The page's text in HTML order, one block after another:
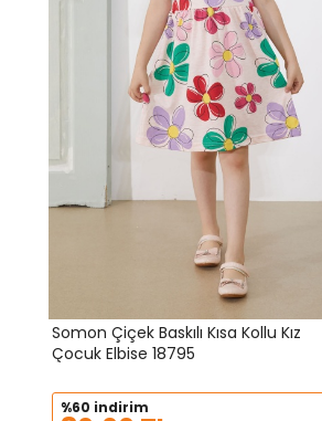
Somon Çiçek Baskılı Kısa Kollu Kız
Çocuk Elbise 18795
%60 indirim